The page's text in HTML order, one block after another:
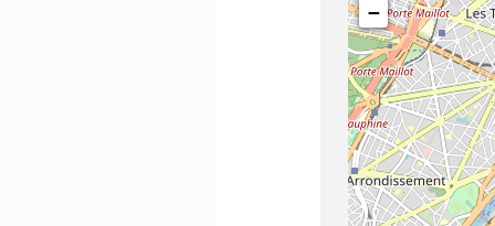
−